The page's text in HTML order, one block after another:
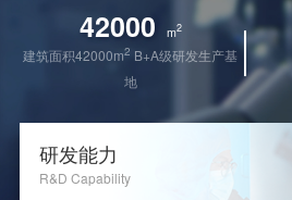
ISO13485质量体系认证。 友康生物在
根本原因是“做创新的产品”，紧密满足
品，助力用户走得更远。
42000 m2
建筑面积42000m2 B+A级研发生产基
地
研发能力
R&D Capability